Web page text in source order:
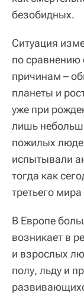
безобидных.
Ситуация
по сравнению
причинам –
планеты и
уже при
лишь
пожилых
испытывали
тогда как
третьего
В Европе
возникает в
и взрослых
полу, льду и